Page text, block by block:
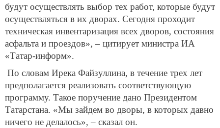
будут осуществлять выбор тех работ, которые будут
осуществляться в их дворах. Сегодня проходит
техническая инвентаризация всех дворов, состояния
асфальта и проездов», – цитирует министра ИА
«Татар-информ».
По словам Ирека Файзуллина, в течение трех лет
предполагается реализовать соответствующую
программу. Такое поручение дано Президентом
Татарстана. «Мы зайдем во дворы, в которых давно
ничего не делалось», – сказал он.